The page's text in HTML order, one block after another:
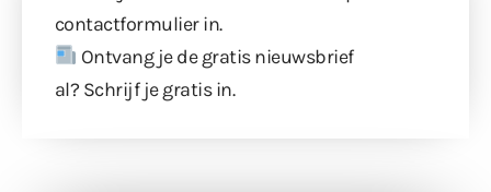
contactformulierin.
Ontvang je de gratis nieuwsbrief
al? Schrijf je gratis in.